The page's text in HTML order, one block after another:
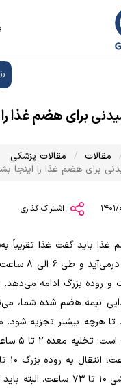
برای هضم غذا را
مقالات
مقالات پزشکی
برای هضم غذا را اینجا
اشتراک گذاری
غذا باید گفت غذا تقریباً
گوارشی به
و روده بزرگ ادامه
نیمه هضم شده شما،
تا هرچه بیشتر تجزیه
غذا به
عبور از مسیر گوارشی ۱۰ تا